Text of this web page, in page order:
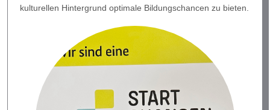
kulturellen Hintergrund optimale Bildungschancen zu bieten.